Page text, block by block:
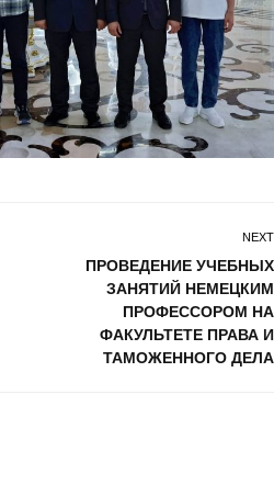
NEXT
ПРОВЕДЕНИЕ УЧЕБНЫХ
ЗАНЯТИЙ НЕМЕЦКИМ
ПРОФЕССОРОМ НА
ФАКУЛЬТЕТЕ ПРАВА И
ТАМОЖЕННОГО ДЕЛА